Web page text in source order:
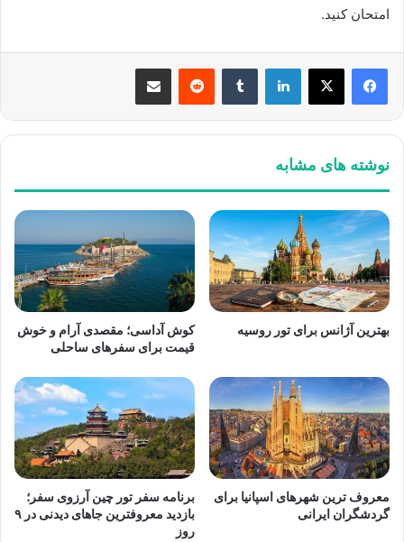
امتحان کنید.
لینکدین ‫تامبلر ‫رددیت اشتراک گذاری از طریق ایمیل
نوشته های مشابه
بهترین آژانس برای تور روسیه
کوش آداسی؛ مقصدی آرام و خوش
قیمت برای سفرهای ساحلی
معروف ترین شهرهای اسپانیا برای
گردشگران ایرانی
برنامه سفر تور چین آرزوی سفر؛
بازدید معروفترین جاهای دیدنی در ۹
روز